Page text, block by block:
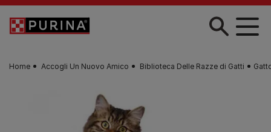
Skip to main content
Home Accogli Un Nuovo Amico Biblioteca Delle Razze di Gatti